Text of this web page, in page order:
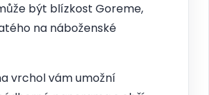
být blízkost Goreme,
na náboženské
vrchol vám umožní